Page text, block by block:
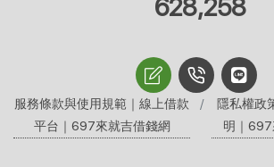
628,258
服務條款與使用規範｜線上借款
平台｜697來就吉借錢網
隱私權政
明｜697